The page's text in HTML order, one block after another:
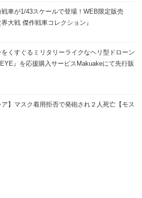
車が1/43スケールで登場！WEB限定販売
界大戦 傑作戦車コレクション』
をくすぐるミリタリーライクなヘリ型ドローン
EYE』を応援購入サービスMakuakeにて先行販
ア】マスク着用拒否で発砲され２人死亡【モス